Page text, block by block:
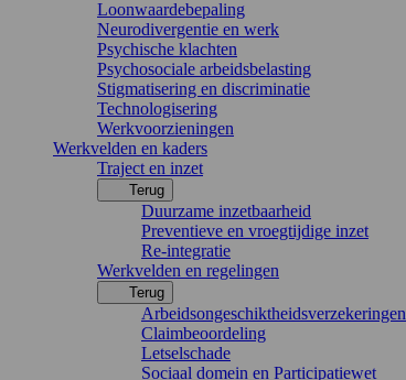
Loonwaardebepaling
Neurodivergentie en werk
Psychische klachten
Psychosociale arbeidsbelasting
Stigmatisering en discriminatie
Technologisering
Werkvoorzieningen
Werkvelden en kaders
Traject en inzet
Terug
Duurzame inzetbaarheid
Preventieve en vroegtijdige inzet
Re-integratie
Werkvelden en regelingen
Terug
Arbeidsongeschiktheidsverzekeringen
Claimbeoordeling
Letselschade
Sociaal domein en Participatiewet